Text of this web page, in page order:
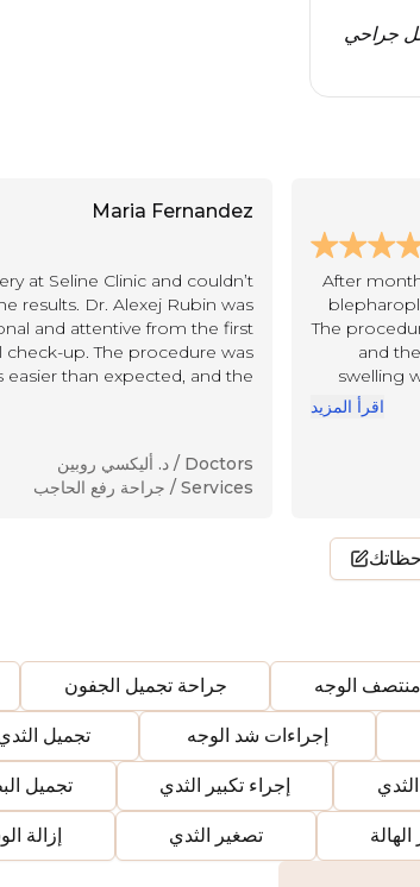
جراحي
Maria Fernandez
at Seline Clinic and couldn’t
results. Dr. Alexej Rubin was
and attentive from the first
up. The procedure was
than expected, and the
— I just look fresher and more
from the entire team was
Doctors /
د. أليكسي روبين
Services /
جراحة رفع الحاجب
After
The
and
swelling
open and
اقرأ المزيد
جراحة تجميل الجفون الوجه
تجميل إجراءات شد الوجه
تجميل إجراء تكبير الثدي
إزالة تصغير الثدي